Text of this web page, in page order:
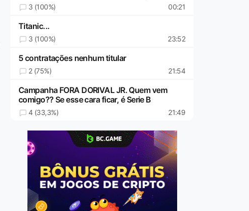
3 (100%) 00:21
Titanic...
3 (100%) 23:52
5 contratações nenhum titular
2 (75%) 21:54
Campanha FORA DORIVAL JR. Quem vem
comigo?? Se esse cara ficar, é Serie B
4 (33,3%) 21:49